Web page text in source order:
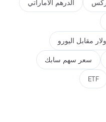
الدرهم الاماراتي
مقابل اليورو
سعر سهم سابك
ETF